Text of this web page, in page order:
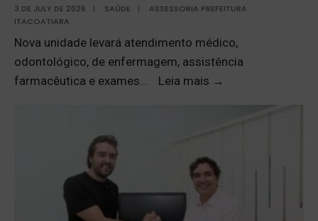
3 DE JULY DE 2026 | SAÚDE |
ASSESSORIA PREFEITURA
ITACOATIARA
Nova unidade levará atendimento médico,
odontológico, de enfermagem, assistência
farmacêutica e exames... Leia mais →